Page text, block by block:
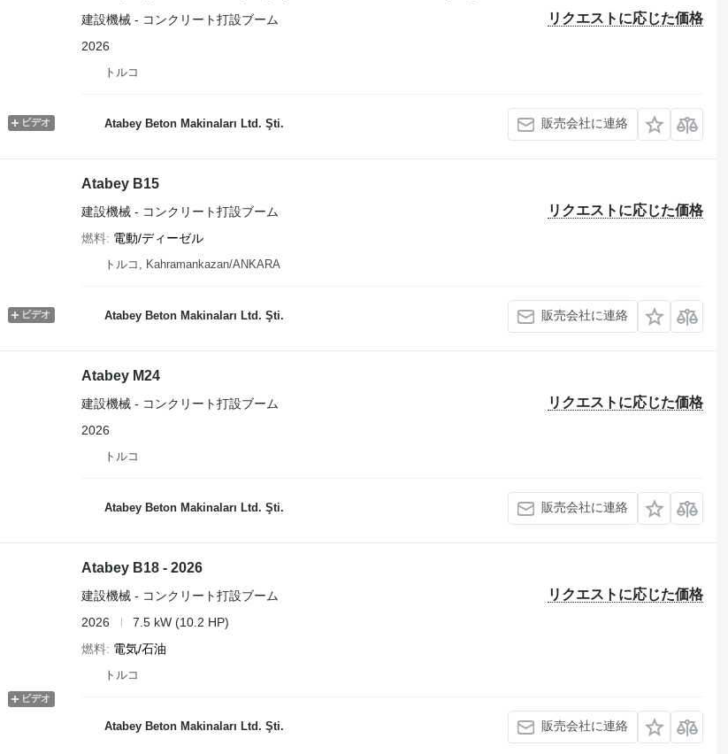
ビデオ
リクエストに応じた価格
建設機械 - コンクリート打設ブーム
2026
トルコ
Atabey Beton Makinaları Ltd. Şti. 販売会社に連絡
ビデオ
Atabey B15
リクエストに応じた価格
建設機械 - コンクリート打設ブーム
燃料 電動/ディーゼル
トルコ, Kahramankazan/ANKARA
Atabey Beton Makinaları Ltd. Şti. 販売会社に連絡
Atabey M24
リクエストに応じた価格
建設機械 - コンクリート打設ブーム
2026
トルコ
Atabey Beton Makinaları Ltd. Şti. 販売会社に連絡
ビデオ
Atabey B18 - 2026
リクエストに応じた価格
建設機械 - コンクリート打設ブーム
2026
7.5 kW (10.2 HP)
燃料 電気/石油
トルコ
Atabey Beton Makinaları Ltd. Şti. 販売会社に連絡